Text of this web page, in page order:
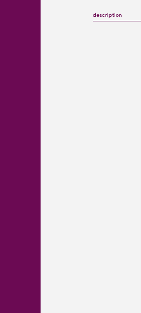
description